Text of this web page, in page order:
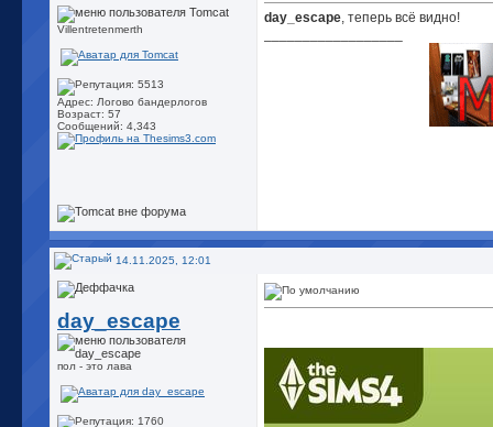
Villentretenmerth
Адрес: Логово бандерлогов
Возраст: 57
Сообщений: 4,343
day_escape, теперь всё видно!
14.11.2025, 12:01
day_escape
пол - это лава